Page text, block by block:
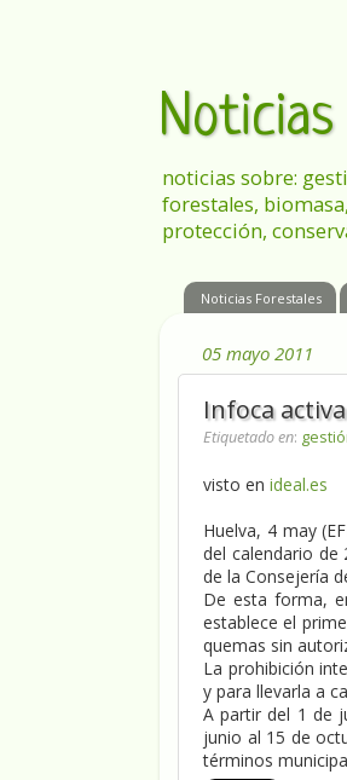
noticias sobre:
forestales,
protección,
Noticias Forestales
05 mayo 2011
Infoca
Etiquetado en:
visto en ideal.es
Huelva, 4 may
del calendario de
de la Consejería
De esta forma,
establece el
quemas sin
La prohibición
y para llevarla a
A partir del 1 de
junio al 15 de
términos